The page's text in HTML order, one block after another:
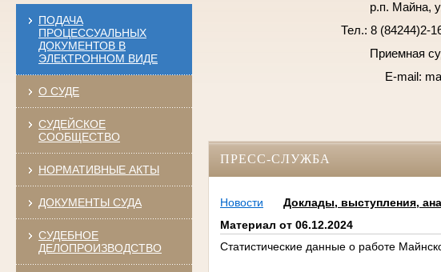
ПОДАЧА
ПРОЦЕССУАЛЬНЫХ
ДОКУМЕНТОВ В
ЭЛЕКТРОННОМ ВИДЕ
О СУДЕ
СУДЕЙСКОЕ
СООБЩЕСТВО
НОРМАТИВНЫЕ АКТЫ
ДОКУМЕНТЫ СУДА
СУДЕБНОЕ
ДЕЛОПРОИЗВОДСТВО
р.п. Майна,
Тел.: 8 (84244)2-
Приемная
E-mail:
ПРЕСС-СЛУЖБА
Новости Доклады, выступления,
Материал от 06.12.2024
Статистические данные о работе